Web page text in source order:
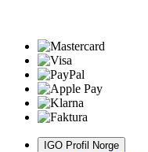
IGO Profil Norge